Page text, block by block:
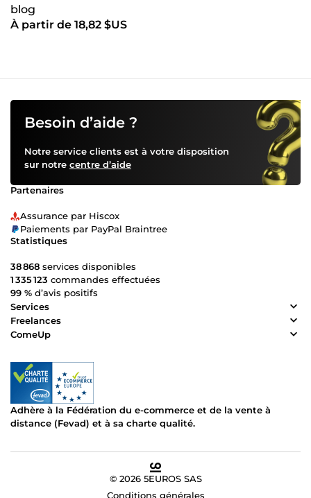
blog
À partir de 18,82 $US
Besoin d’aide ?
Notre service clients est à votre disposition
sur notre centre d’aide
Partenaires
Assurance par Hiscox
Paiements par PayPal Braintree
Statistiques
38 868 services disponibles
1 335 123 commandes effectuées
99 % d’avis positifs
Services
Freelances
ComeUp
Adhère à la Fédération du e-commerce et de la vente à
distance (Fevad) et à sa charte qualité.
© 2026 5EUROS SAS
Conditions générales